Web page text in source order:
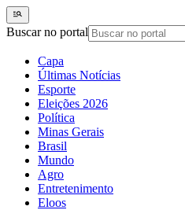
Buscar no portal
Capa
Últimas Notícias
Esporte
Eleições 2026
Política
Minas Gerais
Brasil
Mundo
Agro
Entretenimento
Eloos